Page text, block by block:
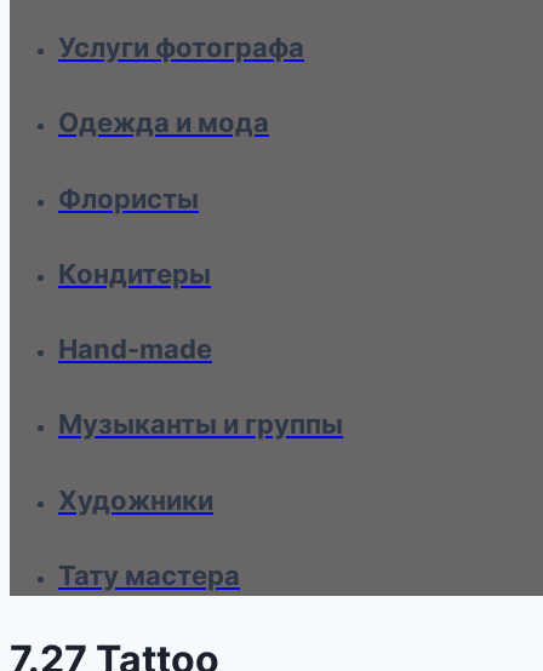
Услуги фотографа
Одежда и мода
Флористы
Кондитеры
Hand-made
Музыканты и группы
Художники
Тату мастера
7.27 Tattoo